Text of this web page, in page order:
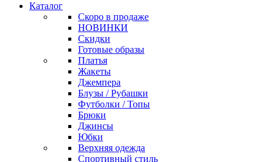
Каталог
Скоро в продаже
НОВИНКИ
Скидки
Готовые образы
Платья
Жакеты
Джемпера
Блузы / Рубашки
Футболки / Топы
Брюки
Джинсы
Юбки
Верхняя одежда
Спортивный стиль